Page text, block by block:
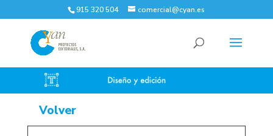
915 320 504 comercial@cyan.es
Volver